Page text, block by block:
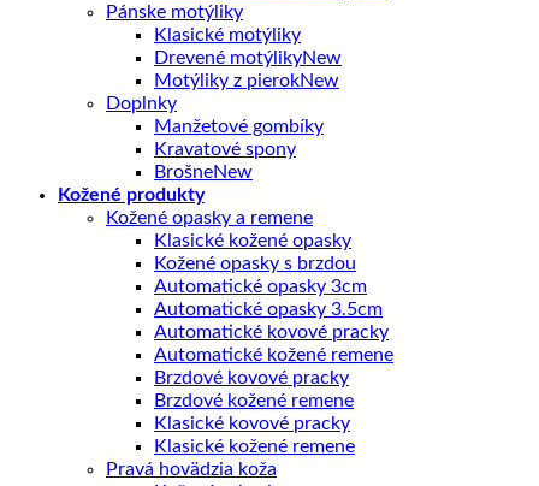
Pánske motýliky
Klasické motýliky
Drevené motýliky
Motýliky z pierok
Doplnky
Manžetové gombíky
Kravatové spony
Brošne
Kožené produkty
Kožené opasky a remene
Klasické kožené opasky
Kožené opasky s brzdou
Automatické opasky 3cm
Automatické opasky 3.5cm
Automatické kovové pracky
Automatické kožené remene
Brzdové kovové pracky
Brzdové kožené remene
Klasické kovové pracky
Klasické kožené remene
Pravá hovädzia koža